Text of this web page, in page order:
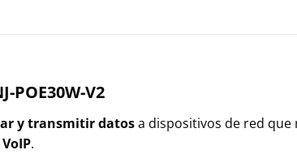
POE30W-V2
y transmitir datosa dispositivos de red
.